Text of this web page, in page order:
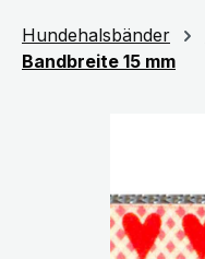
Hundehalsbänder
Bandbreite 15 mm